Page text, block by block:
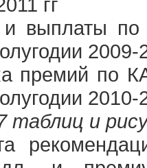
выплаты по
2009-
премий по
2010-
таблиц и